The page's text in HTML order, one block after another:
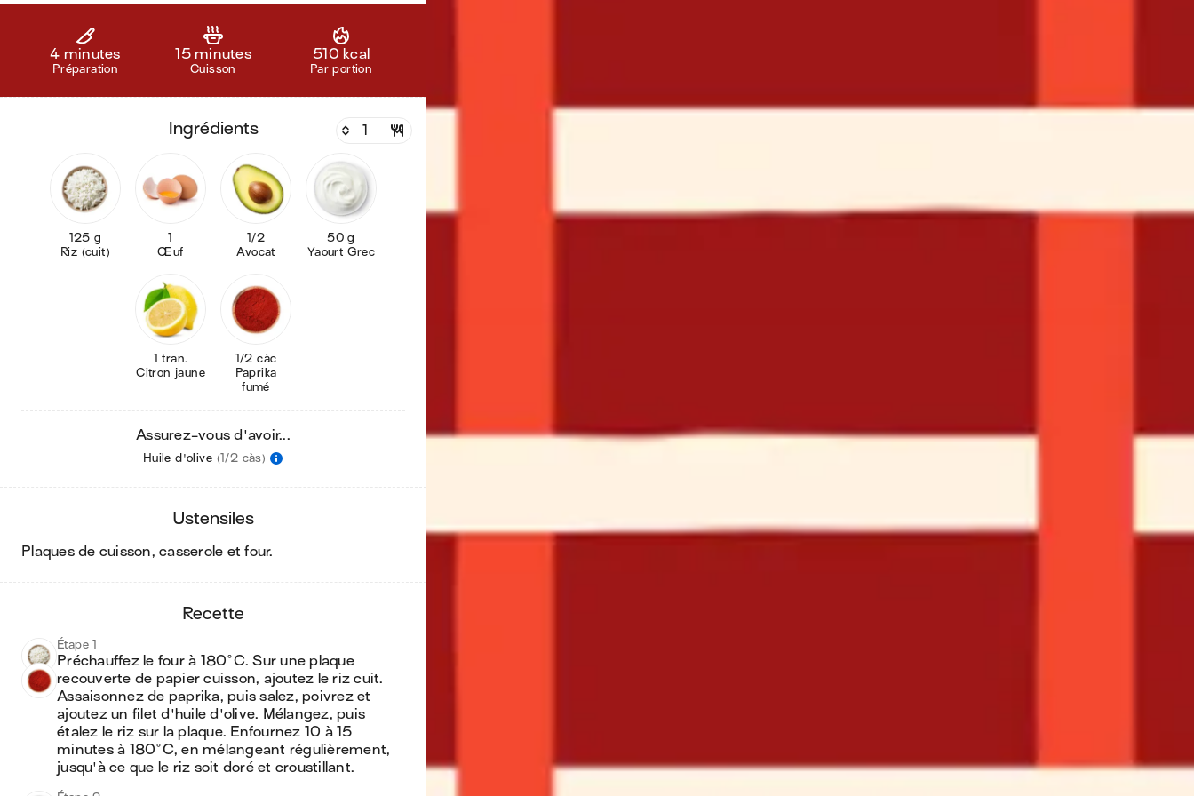
4 minutes
Préparation
15 minutes
Cuisson
510 kcal
Par portion
ingrédients
125 g
Riz (cuit)
1
Œuf
1/2
Avocat
50 g
Yaourt Grec
1 tran.
Citron jaune
1/2 càc
Paprika
fumé
Assurez-vous d'avoir...
Huile d'olive (1/2 càs)
ustensiles
plaques de cuisson, casserole et four.
recette
Étape 1
Préchauffez le four à 180°C. Sur une plaque
recouverte de papier cuisson, ajoutez le riz cuit.
Assaisonnez de paprika, puis salez, poivrez et
ajoutez un filet d'huile d'olive. Mélangez, puis
étalez le riz sur la plaque. Enfournez 10 à 15
minutes à 180°C, en mélangeant régulièrement,
jusqu'à ce que le riz soit doré et croustillant.